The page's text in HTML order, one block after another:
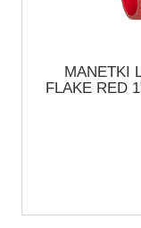
MANETKI
FLAKE RED